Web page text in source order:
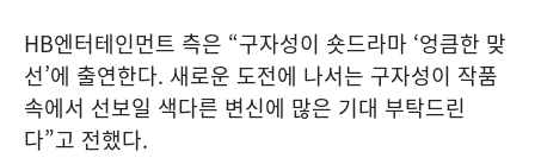
HB엔터테인먼트 측은 “구자성이 숏드라마 ‘엉큼한 맞
선’에 출연한다. 새로운 도전에 나서는 구자성이 작품
속에서 선보일 색다른 변신에 많은 기대 부탁드린
다”고 전했다.